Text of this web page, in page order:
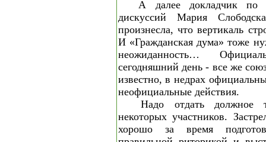
А далее докладчик по
дискуссий Мария
произнесла, что вертикаль
И «Гражданская дума» тоже
неожиданность…
сегодняшний день - все же
известно, в недрах
неофициальные действия.
Надо отдать должное
некоторых участников.
хорошо за время